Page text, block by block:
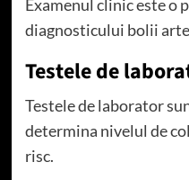
Examenul clinic este o
diagnosticului bolii
Testele de
Testele de laborator
determina nivelul de
risc.